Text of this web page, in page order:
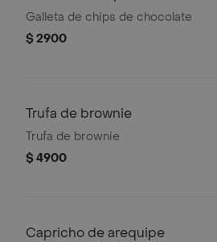
Galleta de chips de chocolate
$ 2900
Trufa de brownie
Trufa de brownie
$ 4900
Capricho de arequipe